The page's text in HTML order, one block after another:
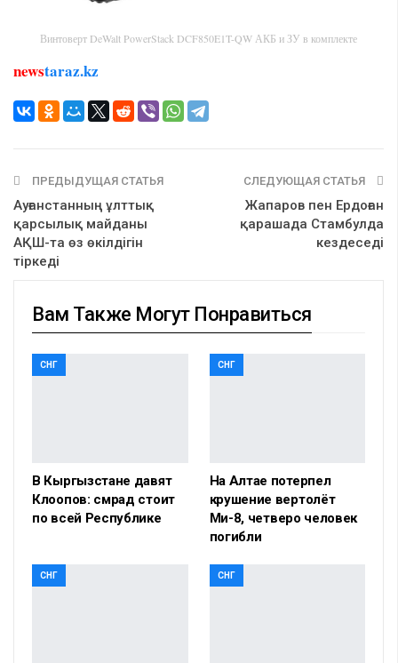
Винтоверт DeWalt PowerStack DCF850E1T-QW АКБ и ЗУ в комплекте
newstaraz.kz
ПРЕДЫДУЩАЯ СТАТЬЯ
Ауғанстанның ұлттық
қарсылық майданы
АҚШ-та өз өкілдігін
тіркеді
СЛЕДУЮЩАЯ СТАТЬЯ
Жапаров пен Ердоған
қарашада Стамбулда
кездеседі
Вам Также Могут Понравиться
СНГ
В Кыргызстане давят
Клоопов: смрад стоит
по всей Республике
СНГ
На Алтае потерпел
крушение вертолёт
Ми-8, четверо человек
погибли
СНГ СНГ